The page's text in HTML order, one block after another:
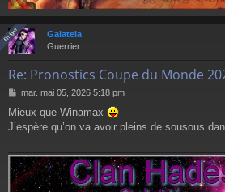
Galateia
Guerrier
Re: Pronostics Coupe du Monde
M
s
s
e
mar. mai 05, 2026 5:18 pm
Mieux que Winamax
J’espère qu’on va avoir pleins de sousous
En ligne
En ligne